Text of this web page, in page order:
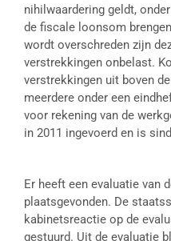
nihilwaardering geldt,
de fiscale loonsom
wordt overschreden zijn
verstrekkingen onbelast.
verstrekkingen uit boven
meerdere onder een
voor rekening van de
in 2011 ingevoerd en is
Er heeft een evaluatie van
plaatsgevonden. De
kabinetsreactie op de
gestuurd. Uit de evaluatie